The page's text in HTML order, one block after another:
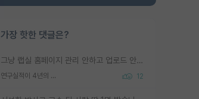
가장 핫한 댓글은?
그냥 랩실 홈페이지 관리 안하고 업로드 안한거 아님?
연구실적이 4년의 공백이 있는거 어떻게 생각하냐 12